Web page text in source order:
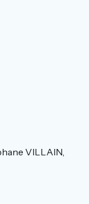
VILLAIN,